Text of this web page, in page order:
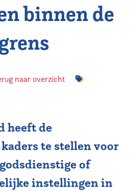
binnen de
naar overzicht
heeft de
te stellen voor
of
instellingen in